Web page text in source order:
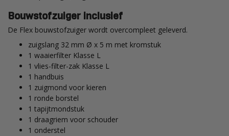
Bouwstofzuiger inclusief
De Flex bouwstofzuiger wordt overcompleet geleverd.
zuigslang 32 mm Ø x 5 m met kromstuk
1 waaierfilter Klasse L
1 vlies-filter-zak Klasse L
1 handbuis
1 zuigmond voor kieren
1 ronde borstel
1 tapijtmondstuk
1 draagriem voor schouder
1 onderstel